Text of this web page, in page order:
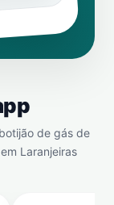
de gás de
em Laranjeiras